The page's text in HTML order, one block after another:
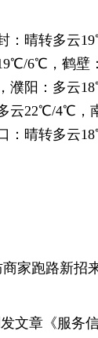
：晴转多云
6℃，鹤壁
濮阳：多云
云22℃/4℃，
：晴转多云
家跑路新招
发文章《服务